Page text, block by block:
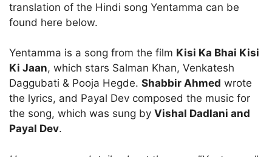
translation of the Hindi song Yentamma can be
found here below.
Yentamma is a song from the film Kisi Ka Bhai Kisi
Ki Jaan, which stars Salman Khan, Venkatesh
Daggubati & Pooja Hegde. Shabbir Ahmed wrote
the lyrics, and Payal Dev composed the music for
the song, which was sung by Vishal Dadlani and
Payal Dev.